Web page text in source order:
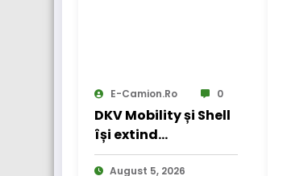
E-Camion.ro 0
DKV Mobility și Shell
își extind
parteneriatul
August 5, 2026